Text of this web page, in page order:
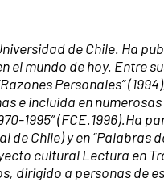
de Chile. Ha
mundo de hoy. Entre
Personales”
e incluida en
1995” (FCE.1996).Ha
Chile) y en “Palabras
cultural Lectura en
dirigido a personas de